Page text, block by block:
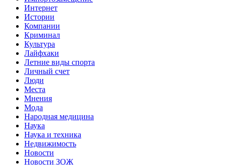
Интернет
Истории
Компании
Криминал
Культура
Лайфхаки
Летние виды спорта
Личный счет
Люди
Места
Мнения
Мода
Народная медицина
Наука
Наука и техника
Недвижимость
Новости
Новости ЗОЖ